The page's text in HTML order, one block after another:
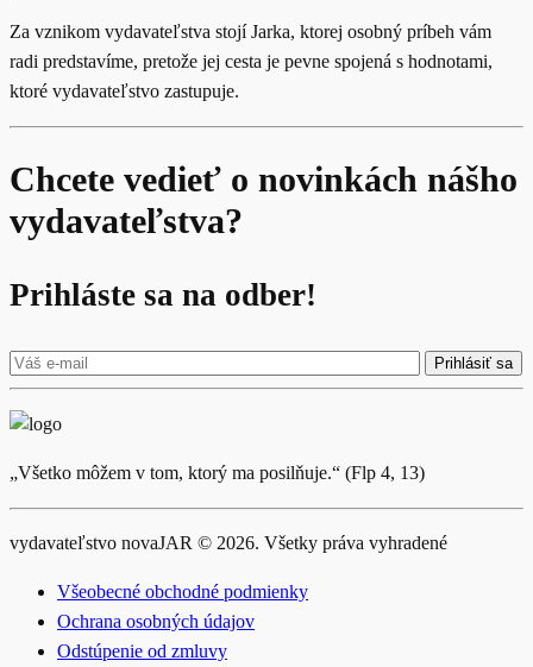
Za vznikom vydavateľstva stojí Jarka, ktorej osobný príbeh vám
radi predstavíme, pretože jej cesta je pevne spojená s hodnotami,
ktoré vydavateľstvo zastupuje.
Chcete vedieť o novinkách nášho
vydavateľstva?
Prihláste sa na odber!
„Všetko môžem v tom, ktorý ma posilňuje.“ (Flp 4, 13)
vydavateľstvo novaJAR © 2026. Všetky práva vyhradené
Všeobecné obchodné podmienky
Ochrana osobných údajov
Odstúpenie od zmluvy